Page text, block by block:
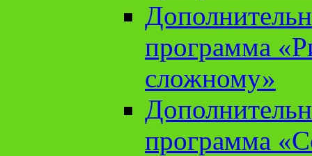
программа
сложному»
программа